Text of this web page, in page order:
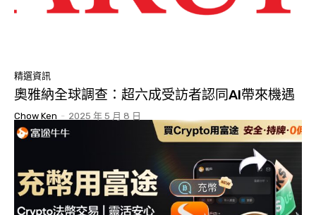
精選資訊
奧雅納全球調查：超六成受訪者認同AI帶來機遇
Chow Ken - 2025 年 5 月 8 日